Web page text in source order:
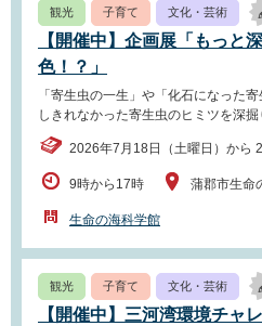
観光 子育て 文化・芸術
【開催中】企画展「もっと
色！？」
「寄生虫の一生」や「化石になった
しきれなかった寄生虫のヒミツを深掘
2026年7月18日（土曜日）から
9時から17時 蒲郡市生命
生命の海科学館
観光 子育て 文化・芸術
【開催中】三河湾環境チャ